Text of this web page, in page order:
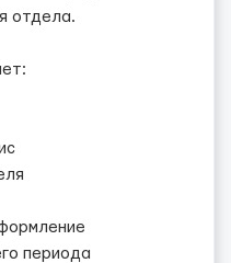
отдела.
периода